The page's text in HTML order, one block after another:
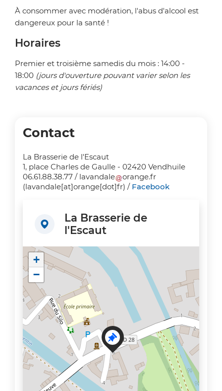
À consommer avec modération, l'abus d'alcool est
dangereux pour la santé !
Horaires
Premier et troisième samedis du mois : 14:00 -
18:00 (jours d'ouverture pouvant varier selon les
vacances et jours fériés)
Contact
La Brasserie de l'Escaut
1, place Charles de Gaulle - 02420 Vendhuile
06.61.88.38.77 / lavandale orange.fr
(lavandale[at]orange[dot]fr) / Facebook
La Brasserie de
l'Escaut
+
−